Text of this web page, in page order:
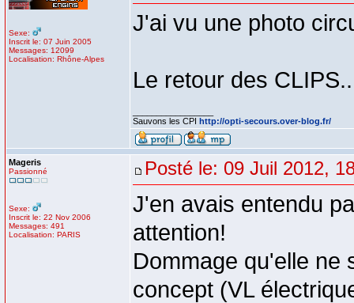
Sexe:
Inscrit le: 07 Juin 2005
Messages: 12099
Localisation: Rhône-Alpes
J'ai vu une photo
Le retour des
Sauvons les CPI http://opti-secours.over-blog.fr/
Mageris
Passionné
Sexe:
Inscrit le: 22 Nov 2006
Messages: 491
Localisation: PARIS
Posté le: 09 Juil 2012,
J'en avais entendu
attention!
Dommage qu'elle ne
concept (VL